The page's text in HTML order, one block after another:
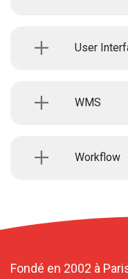
User
WMS
Workflow
Fondé en 2002 à